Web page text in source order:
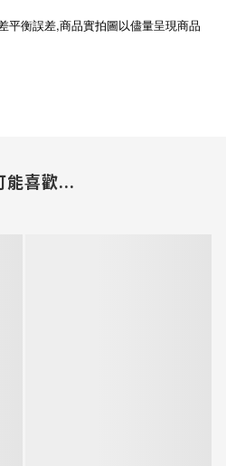
平衡誤差,商品實拍圖以儘量呈現商品
能喜歡...